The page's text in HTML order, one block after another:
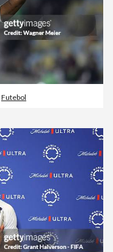
Futebol